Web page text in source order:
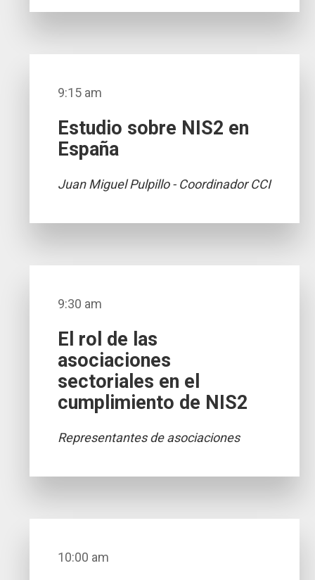
9:15 am
Estudio sobre NIS2 en
España
Juan Miguel Pulpillo - Coordinador CCI
9:30 am
El rol de las
asociaciones
sectoriales en el
cumplimiento de NIS2
Representantes de asociaciones
10:00 am